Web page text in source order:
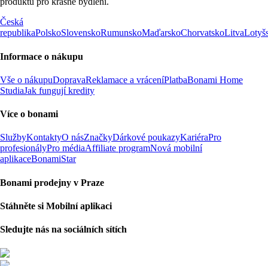
Česká
republikaPolskoSlovenskoRumunskoMaďarskoChorvatskoLitva
Informace o nákupu
Vše o nákupuDopravaReklamace a vráceníPlatbaBonami Home
StudiaJak fungují kredity
Více o bonami
SlužbyKontaktyO násZnačkyDárkové poukazyKariéraPro
profesionályPro médiaAffiliate programNová mobilní
aplikaceBonamiStar
Bonami prodejny v Praze
Stáhněte si Mobilní aplikaci
Sledujte nás na sociálních sítích